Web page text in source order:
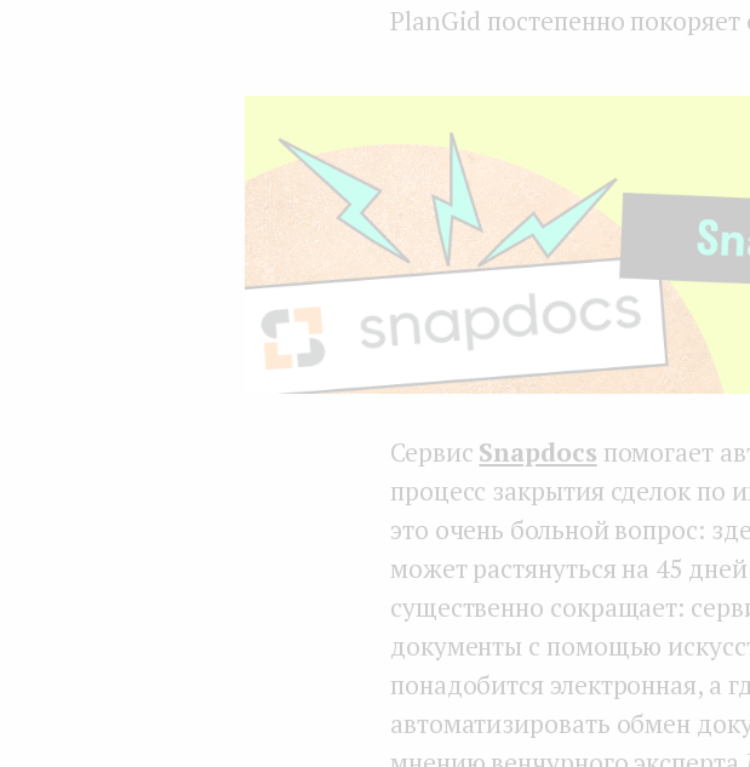
PlanGid постепенно
Сервис Snapdocs помогает
процесс закрытия сделок по
это очень больной вопрос:
может растянуться на 45
существенно сокращает:
документы с помощью
понадобится электронная, а
автоматизировать обмен